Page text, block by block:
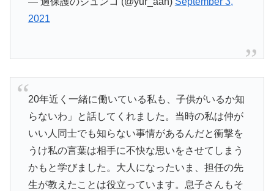
2021
20年近く一緒に働いている私も、子供がいるか知
らないわ」と話してくれました。当時の私は仲が
いい人同士でも知らない事情があるんだと衝撃を
うけ私の言葉は相手に不快な思いをさせてしまう
かもと学びました。大人になったいま、担任の先
生が教えたことは役立っています。息子さんもそ